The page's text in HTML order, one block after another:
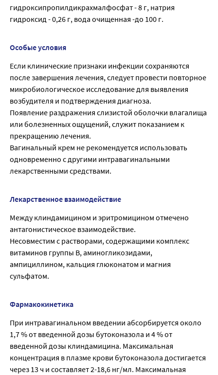
гидроксипропилдикрахмалфосфат - 8 г, натрия
гидроксид - 0,26 г, вода очищенная -до 100 г.
Особые условия
Если клинические признаки инфекции сохраняются
после завершения лечения, следует провести повторное
микробиологическое исследование для выявления
возбудителя и подтверждения диагноза.
Появление раздражения слизистой оболочки влагалища
или болезненных ощущений, служит показанием к
прекращению лечения.
Вагинальный крем не рекомендуется использовать
одновременно с другими интравагинальными
лекарственными средствами.
Лекарственное взаимодействие
Между клиндамицином и эритромицином отмечено
антагонистическое взаимодействие.
Несовместим с растворами, содержащими комплекс
витаминов группы В, аминогликозидами,
ампициллином, кальция глюконатом и магния
сульфатом.
Фармакокинетика
При интравагинальном введении абсорбируется около
1,7 % от введенной дозы бутоконазола и 4 % от
введенной дозы клиндамицина. Максимальная
концентрация в плазме крови бутоконазола достигается
через 13 ч и составляет 2-18,6 нг/мл. Максимальная